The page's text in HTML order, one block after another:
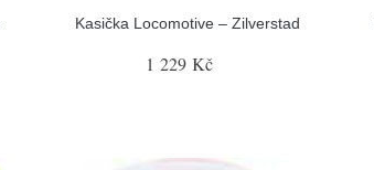
Kasička Locomotive – Zilverstad
1 229 Kč